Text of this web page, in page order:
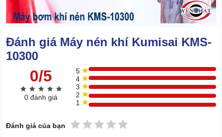
Đánh giá Máy nén khí Kumisai KMS-
10300
0/5
0 đánh giá
5
4
3
2
1
Đánh giá của bạn 5 sao
4 sao
3 sao
2 sao
1 sao